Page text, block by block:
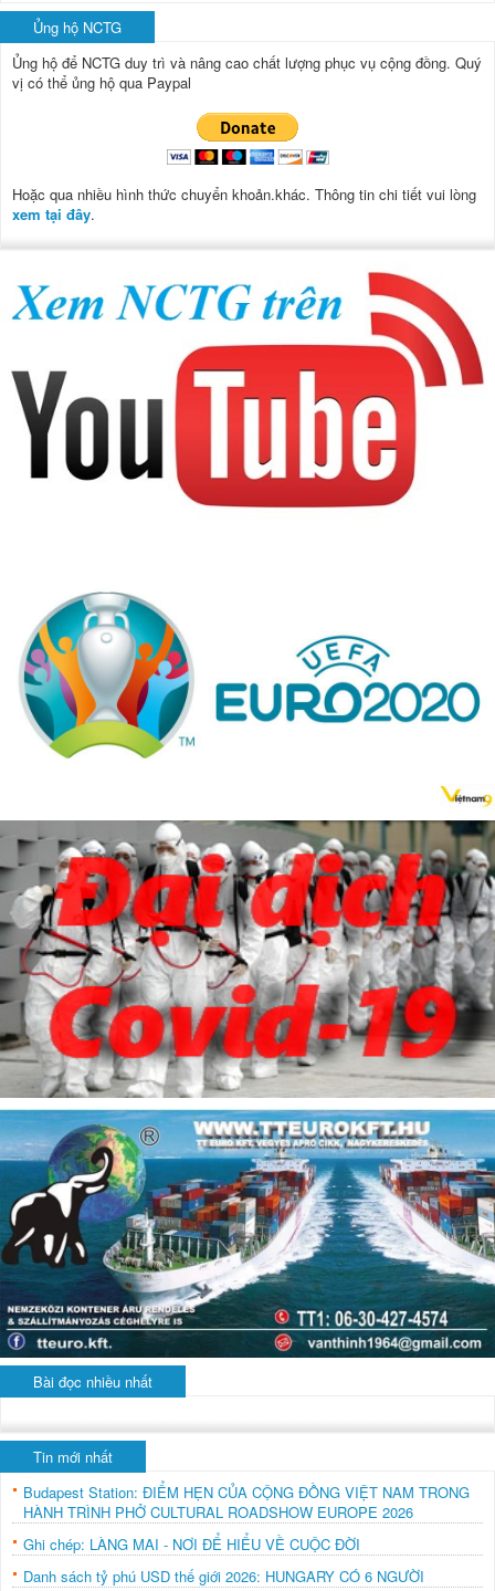
Ủng hộ NCTG
Ủng hộ để NCTG duy trì và nâng cao chất lượng phục vụ cộng đồng. Quý
vị có thể ủng hộ qua Paypal
Hoặc qua nhiều hình thức chuyển khoản.khác. Thông tin chi tiết vui lòng
xem tại đây.
Bài đọc nhiều nhất
Tin mới nhất
Budapest Station: ĐIỂM HẸN CỦA CỘNG ĐỒNG VIỆT NAM TRONG
HÀNH TRÌNH PHỞ CULTURAL ROADSHOW EUROPE 2026
Ghi chép: LÀNG MAI - NƠI ĐỂ HIỂU VỀ CUỘC ĐỜI
Danh sách tỷ phú USD thế giới 2026: HUNGARY CÓ 6 NGƯỜI